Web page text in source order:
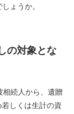
ょうか。
の対象とな
続人から、遺贈
しくは生計の資